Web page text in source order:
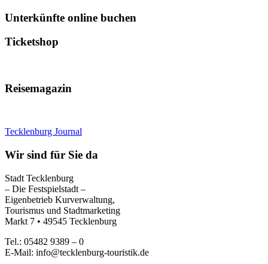
Unterkünfte online buchen
Ticketshop
Reisemagazin
Tecklenburg Journal
Wir sind für Sie da
Stadt Tecklenburg
– Die Festspielstadt –
Eigenbetrieb Kurverwaltung,
Tourismus und Stadtmarketing
Markt 7 • 49545 Tecklenburg
Tel.: 05482 9389 – 0
E-Mail: info@tecklenburg-touristik.de